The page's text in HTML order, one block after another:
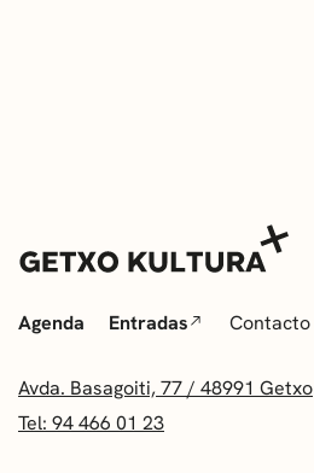
Agenda Entradas Contacto
Avda. Basagoiti, 77 / 48991 Getxo
Tel: 94 466 01 23